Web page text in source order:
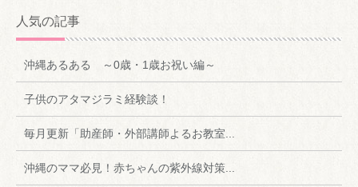
人気の記事
沖縄あるある ～0歳・1歳お祝い編～
子供のアタマジラミ経験談！
毎月更新「助産師・外部講師よるお教室...
沖縄のママ必見！赤ちゃんの紫外線対策...